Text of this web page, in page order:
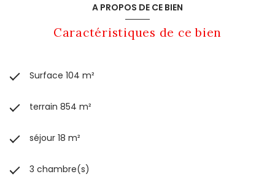
A PROPOS DE CE BIEN
Caractéristiques de ce bien
Surface 104 m²
terrain 854 m²
séjour 18 m²
3 chambre(s)